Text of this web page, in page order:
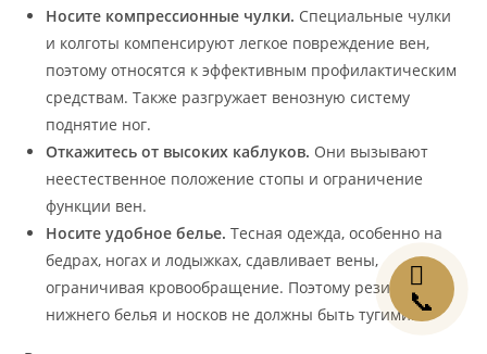
Носите компрессионные чулки. Специальные чулки
и колготы компенсируют легкое повреждение вен,
поэтому относятся к эффективным профилактическим
средствам. Также разгружает венозную систему
поднятие ног.
Откажитесь от высоких каблуков. Они вызывают
неестественное положение стопы и ограничение
функции вен.
Носите удобное белье. Тесная одежда, особенно на
бедрах, ногах и лодыжках, сдавливает вены,
ограничивая кровообращение. Поэтому резинки
нижнего белья и носков не должны быть тугими.
📞
✉